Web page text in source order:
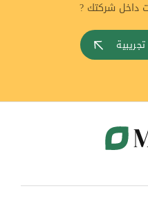
داخل شركتك ?